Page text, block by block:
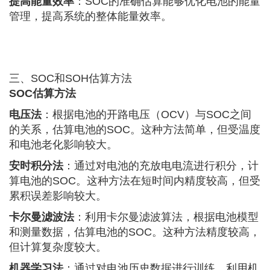
管理，提高系统的整体能量效率。
三、SOC和SOH估算方法
SOC估算方法
电压法：根据电池的开路电压（OCV）与SOC之间
的关系，估算电池的SOC。这种方法简单，但受温度
和电池老化影响较大。
安时积分法：通过对电池的充放电电流进行积分，计
算电池的SOC。这种方法在短时间内精度较高，但受
累积误差影响较大。
卡尔曼滤波法：利用卡尔曼滤波算法，根据电池模型
和测量数据，估算电池的SOC。这种方法精度较高，
但计算复杂度较大。